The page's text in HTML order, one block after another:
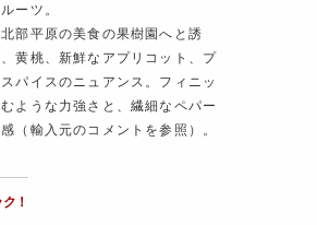
ーツ。
部平原の美食の果樹園へと誘
黄桃、新鮮なアプリコット、プ
パイスのニュアンス。フィニッ
ような力強さと、繊細なペパー
（輸入元のコメントを参照）。
！